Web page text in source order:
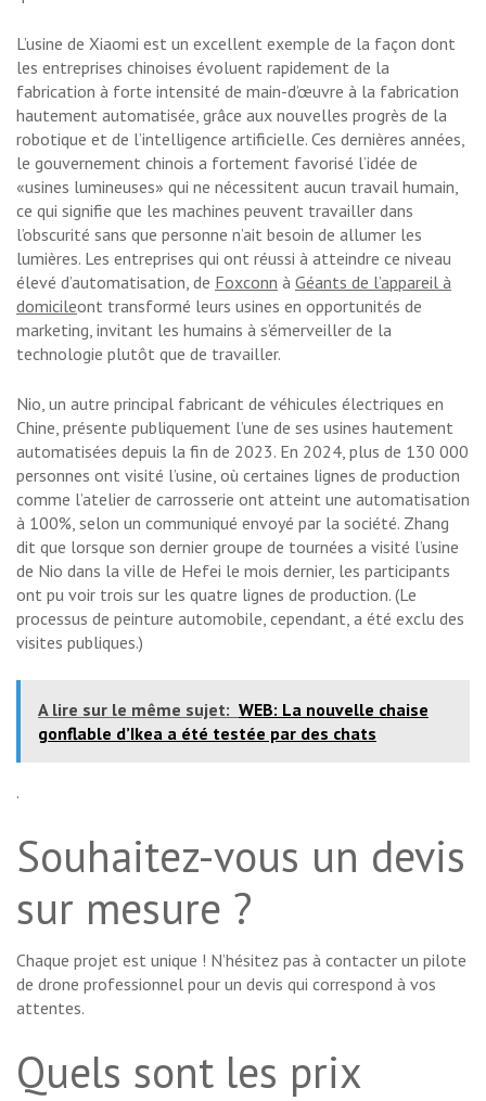
L’usine de Xiaomi est un excellent exemple de la façon dont
les entreprises chinoises évoluent rapidement de la
fabrication à forte intensité de main-d’œuvre à la fabrication
hautement automatisée, grâce aux nouvelles progrès de la
robotique et de l’intelligence artificielle. Ces dernières années,
le gouvernement chinois a fortement favorisé l’idée de
«usines lumineuses» qui ne nécessitent aucun travail humain,
ce qui signifie que les machines peuvent travailler dans
l’obscurité sans que personne n’ait besoin de allumer les
lumières. Les entreprises qui ont réussi à atteindre ce niveau
élevé d’automatisation, de Foxconn à Géants de l’appareil à
domicileont transformé leurs usines en opportunités de
marketing, invitant les humains à s’émerveiller de la
technologie plutôt que de travailler.
Nio, un autre principal fabricant de véhicules électriques en
Chine, présente publiquement l’une de ses usines hautement
automatisées depuis la fin de 2023. En 2024, plus de 130 000
personnes ont visité l’usine, où certaines lignes de production
comme l’atelier de carrosserie ont atteint une automatisation
à 100%, selon un communiqué envoyé par la société. Zhang
dit que lorsque son dernier groupe de tournées a visité l’usine
de Nio dans la ville de Hefei le mois dernier, les participants
ont pu voir trois sur les quatre lignes de production. (Le
processus de peinture automobile, cependant, a été exclu des
visites publiques.)
A lire sur le même sujet: WEB: La nouvelle chaise
gonflable d’Ikea ​​a été testée par des chats
.
Souhaitez-vous un devis
sur mesure ?
Chaque projet est unique ! N’hésitez pas à contacter un pilote
de drone professionnel pour un devis qui correspond à vos
attentes.
Quels sont les prix